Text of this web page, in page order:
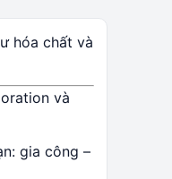
hóa chất và
và
gia công –